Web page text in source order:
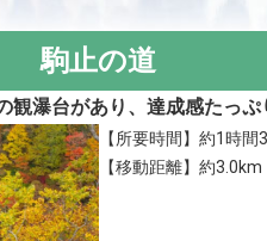
駒止の道
瀑台があり、達成感たっぷ
【所要時間】約1時間
【移動距離】約3.0km